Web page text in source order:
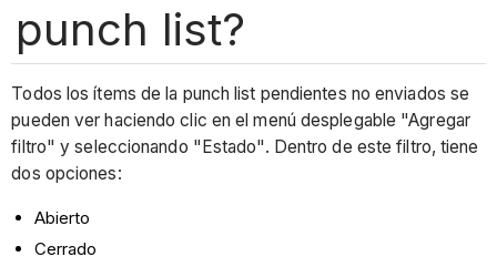
punch list?
Todos los ítems de la punch list pendientes no enviados se
pueden ver haciendo clic en el menú desplegable "Agregar
filtro" y seleccionando "Estado". Dentro de este filtro, tiene
dos opciones:
Abierto
Cerrado